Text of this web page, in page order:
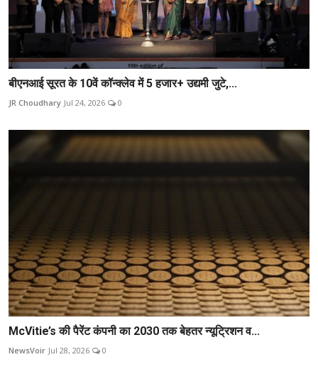
बीएनआई सूरत के 10वें कॉन्क्लेव में 5 हजार+ उद्यमी जुटे,...
JR Choudhary Jul 24, 2026 0
McVitie’s की पैरेंट कंपनी का 2030 तक बेहतर न्यूट्रिशन व...
NewsVoir Jul 28, 2026 0